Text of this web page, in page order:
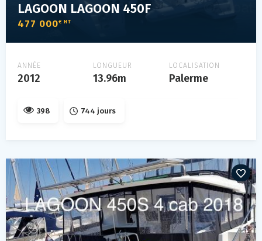
LAGOON LAGOON 450F
477 000€ HT
ANNÉE
2012
LONGUEUR
13.96m
LOCALISATION
Palerme
398 744 jours